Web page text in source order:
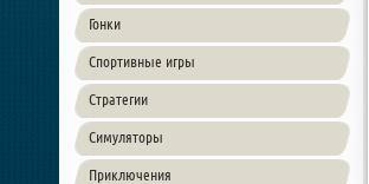
Гонки
Спортивные игры
Стратегии
Симуляторы
Приключения